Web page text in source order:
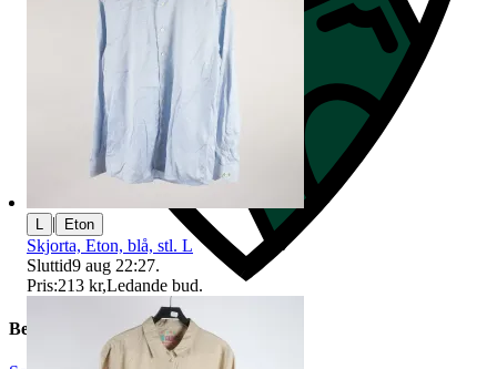
Beskrivning
| Eton
Skjorta, Eton, blå, stl. L
Sluttid9 aug 22:27.
Pris:213 kr,Ledande bud.